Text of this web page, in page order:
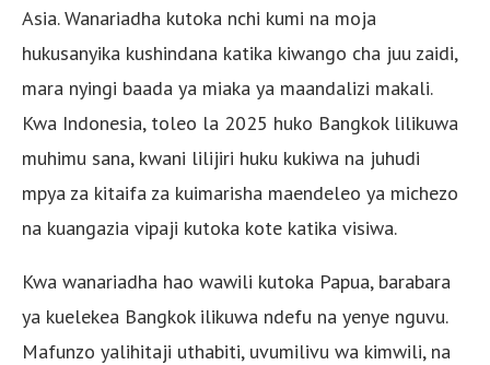
Asia. Wanariadha kutoka nchi kumi na moja
hukusanyika kushindana katika kiwango cha juu zaidi,
mara nyingi baada ya miaka ya maandalizi makali.
Kwa Indonesia, toleo la 2025 huko Bangkok lilikuwa
muhimu sana, kwani lilijiri huku kukiwa na juhudi
mpya za kitaifa za kuimarisha maendeleo ya michezo
na kuangazia vipaji kutoka kote katika visiwa.
Kwa wanariadha hao wawili kutoka Papua, barabara
ya kuelekea Bangkok ilikuwa ndefu na yenye nguvu.
Mafunzo yalihitaji uthabiti, uvumilivu wa kimwili, na